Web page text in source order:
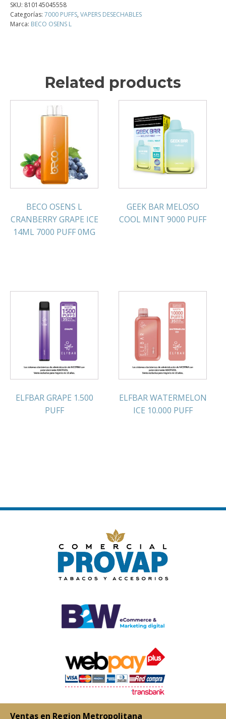
SKU: 810145045558
Categorías: 7000 PUFFS, VAPERS DESECHABLES
Marca: BECO OSENS L
Related products
BECO OSENS L
CRANBERRY GRAPE ICE
14ML 7000 PUFF 0MG
GEEK BAR MELOSO
COOL MINT 9000 PUFF
ELFBAR GRAPE 1.500
PUFF
ELFBAR WATERMELON
ICE 10.000 PUFF
Ventas en Region Metropolitana